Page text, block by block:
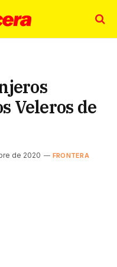
Veleros de
de 2020 FRONTERA